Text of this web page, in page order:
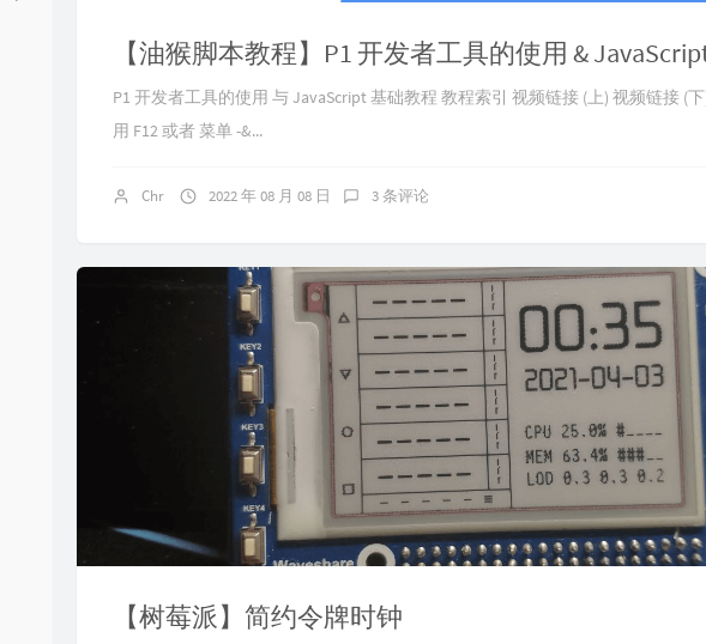
【油猴脚本教程】P1 开发者工具的使用 &
P1 开发者工具的使用 与 JavaScript 基础教程 教程索引 视频链接 (上) 视频链接 (
用 F12 或者 菜单 -&...
Chr 2022 年 08 月 08 日 3 条评论
【树莓派】简约令牌时钟